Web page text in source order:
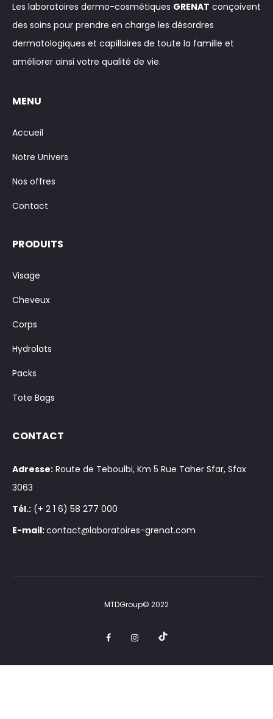
Les laboratoires dermo-cosmétiques GRENAT conçoivent
des soins pour prendre en charge les désordres
dermatologiques et capillaires de toute la famille et
améliorer ainsi votre qualité de vie.
MENU
Accueil
Notre Univers
Nos offres
Contact
PRODUITS
Visage
Cheveux
Corps
Hydrolats
Packs
Tote Bags
CONTACT
Adresse: Route de Teboulbi, Km 5 Rue Taher Sfar, Sfax
3063
Tél.: (+ 2 1 6) 58 277 000
E-mail:contact@laboratoires-grenat.com
MTDGroup© 2022
F
e
I
t
t